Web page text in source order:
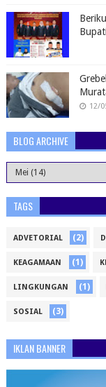
12/
BLOG ARCHIVE
TAGS
ADVETORIAL (2)
KEAGAMAAN (1)
LINGKUNGAN (1)
SOSIAL (3)
IKLAN BANNER